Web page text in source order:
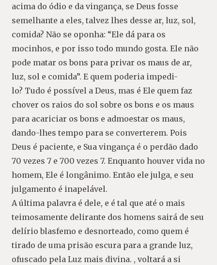
acima do ódio e da vingança, se Deus fosse
semelhante a eles, talvez lhes desse ar, luz, sol,
comida? Não se oponha: “Ele dá para os
mocinhos, e por isso todo mundo gosta. Ele não
pode matar os bons para privar os maus de ar,
luz, sol e comida”. E quem poderia impedi-
lo? Tudo é possível a Deus, mas é Ele quem faz
chover os raios do sol sobre os bons e os maus
para acariciar os bons e admoestar os maus,
dando-lhes tempo para se converterem. Pois
Deus é paciente, e Sua vingança é o perdão dado
70 vezes 7 e 700 vezes 7. Enquanto houver vida no
homem, Ele é longânimo. Então ele julga, e seu
julgamento é inapelável.
A última palavra é dele, e é tal que até o mais
teimosamente delirante dos homens sairá de seu
delírio blasfemo e desnorteado, como quem é
tirado de uma prisão escura para a grande luz,
ofuscado pela Luz mais divina. , voltará a si